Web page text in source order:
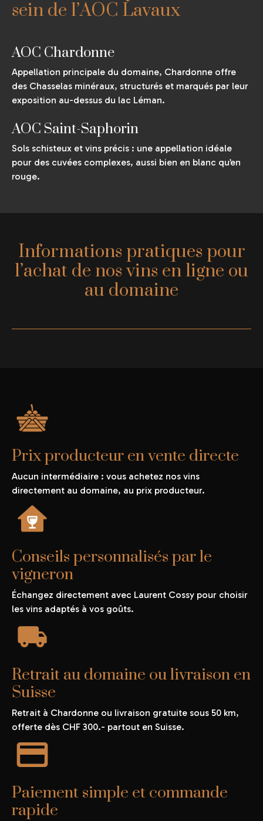
sein de l’AOC Lavaux
AOC Chardonne
Appellation principale du domaine, Chardonne offre
des Chasselas minéraux, structurés et marqués par leur
exposition au-dessus du lac Léman.
AOC Saint-Saphorin
Sols schisteux et vins précis : une appellation idéale
pour des cuvées complexes, aussi bien en blanc qu’en
rouge.
Informations pratiques pour
l’achat de nos vins en ligne ou
au domaine
Prix producteur en vente directe
Aucun intermédiaire : vous achetez nos vins
directement au domaine, au prix producteur.
Conseils personnalisés par le
vigneron
Échangez directement avec Laurent Cossy pour choisir
les vins adaptés à vos goûts.
Retrait au domaine ou livraison en
Suisse
Retrait à Chardonne ou livraison gratuite sous 50 km,
offerte dès CHF 300.- partout en Suisse.
Paiement simple et commande
rapide